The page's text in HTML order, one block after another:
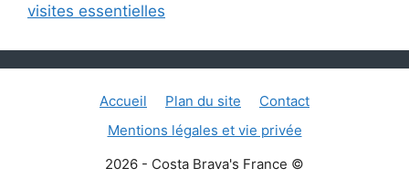
visites essentielles
Accueil Plan du site
Contact
Mentions légales et vie privée
2026 - Costa Brava's France ©